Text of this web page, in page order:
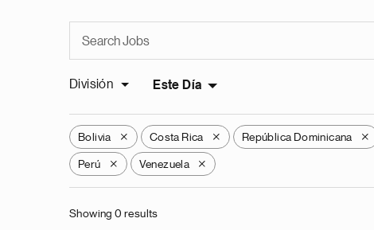
División Este Día
Bolivia X Costa Rica X República Dominicana X
Perú X Venezuela X
Showing 0 results